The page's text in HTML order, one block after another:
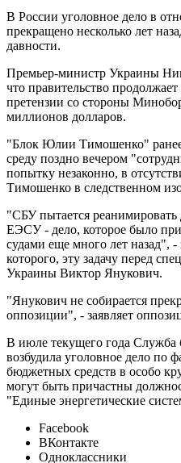
В России уголовное дело в
прекращено несколько лет
давности.
Премьер-министр Украины
что правительство
претензии со стороны
миллионов долларов.
"Блок Юлии Тимошенко" ранее
среду поздно вечером
попытку незаконно, в
Тимошенко в следственном
"СБУ пытается реанимировать
ЕЭСУ - дело, которое было
судами еще много лет назад",
которого, эту задачу перед
Украины Виктор Янукович.
"Янукович не собирается
оппозиции", - заявляет
В июле текущего года Служба
возбудила уголовное дело по
бюджетных средств в особо
могут быть причастны
"Единые энергетические
Facebook
ВКонтакте
Одноклассники